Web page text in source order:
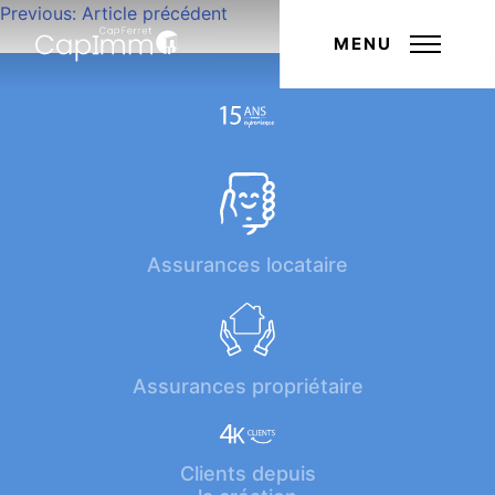
MENU
Navigation
de
Previous: Article précédent
Assurances locataire
Assurances propriétaire
Clients depuis